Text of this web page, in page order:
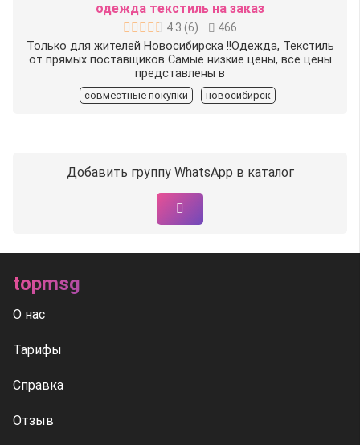
одежда текстиль на заказ
4.3 (6)
466
Только для жителей Новосибирска !!Одежда, Текстиль
от прямых поставщиков Самые низкие цены, все цены
представлены в
совместные покупки новосибирск
Добавить группу WhatsApp в каталог
topmsg
О нас
Тарифы
Справка
Отзыв